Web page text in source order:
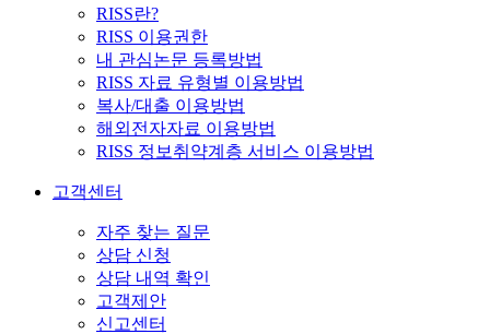
RISS란?
RISS 이용권한
내 관심논문 등록방법
RISS 자료 유형별 이용방법
복사/대출 이용방법
해외전자자료 이용방법
RISS 정보취약계층 서비스 이용방법
고객센터
자주 찾는 질문
상담 신청
상담 내역 확인
고객제안
신고센터